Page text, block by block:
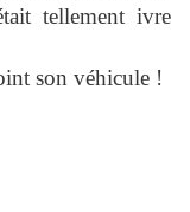
tellement ivre
son véhicule !